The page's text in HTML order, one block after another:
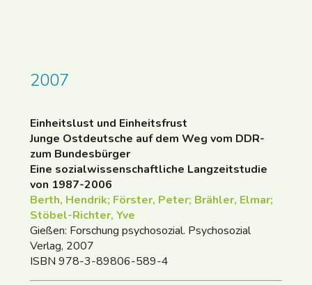
2007
Einheitslust und Einheitsfrust
Junge Ostdeutsche auf dem Weg vom DDR-
zum Bundesbürger
Eine sozialwissenschaftliche Langzeitstudie
von 1987-2006
Berth, Hendrik; Förster, Peter; Brähler, Elmar;
Stöbel-Richter, Yve
Gießen: Forschung psychosozial. Psychosozial
Verlag, 2007
ISBN 978-3-89806-589-4